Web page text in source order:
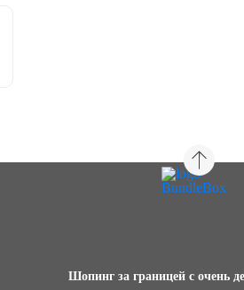
Шопинг за границей с очень